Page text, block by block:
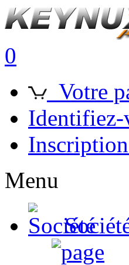
0
Votre
Identifiez-
Menu